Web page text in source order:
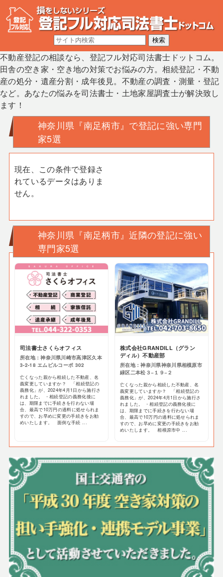
不動産登記の相談なら、登記フル対応司法書士ドットコム。
田舎の空き家・空き地の対策でお悩みの方。相続登記・不動
産の処分・遺産分割・成年後見。不動産の調査・測量・登記
など。あなたの悩みを司法書士・土地家屋調査士が解決致し
ます！
神奈川県『南足柄市』で登記に強い専門
家5選
現在、この条件で登録さ
れているデータはありま
せん。
神奈川県『南足柄市』近隣の登記に強い
専門家5選
司法書士さくらオフィス
所在地：神奈川県川崎市高津区久本
3-2-18 エムビルコーポ 302
亡くなった親から相続した不動産、名
義変更していますか？ 「相続登記の
義務化」が、2024年4月1日から施行さ
れました。 ・相続登記の義務化後に
は、期限までに手続きを行わない場
合、最高で10万円の過料に処せられま
すので、お早めに変更の手続きをお勧
めいたします。 面倒な手続 ...
株式会社GRANDILL（グラン
ディル）不動産部
所在地：神奈川県神奈川県相模原市
緑区二本松３−１９−２
亡くなった親から相続した不動産、名
義変更していますか？ 「相続登記の
義務化」が、2024年4月1日から施行さ
れました。 ・相続登記の義務化後に
は、期限までに手続きを行わない場
合、最高で10万円の過料に処せられま
すので、お早めに変更の手続きをお勧
めいたします。 相模原市中 ...